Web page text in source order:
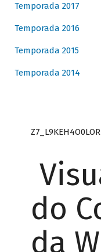
Temporada 2017
Temporada 2016
Temporada 2015
Temporada 2014
do
da